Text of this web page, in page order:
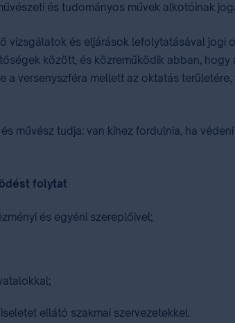
és tudományos művek alkotóinak
vizsgálatok és eljárások lefolytatásával jogi
között, és közreműködik abban,
a versenyszféra mellett az oktatás
művész tudja: van kihez fordulnia, ha
folytat
és egyéni szereplőivel;
ellátó szakmai szervezetekkel.